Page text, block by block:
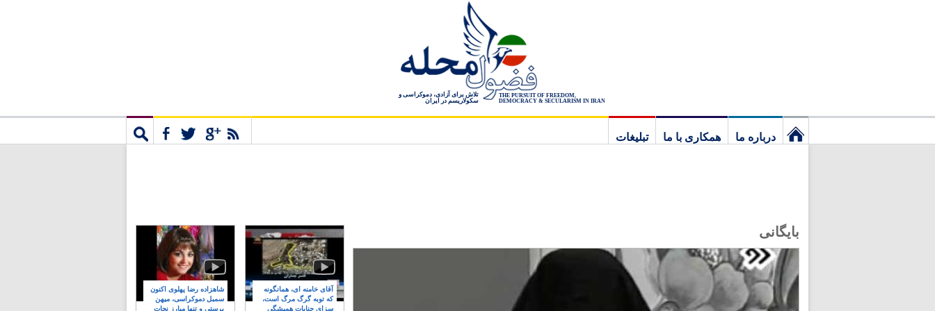
THE PURSUIT OF FREEDOM,
DEMOCRACY & SECULARISM IN IRAN
تلاش برای آزادی، دموکراسی و
سکولاریسم در ایران
درباره ما همکاری با ما
تبلیغات
بایگانی
شاهزاده رضا پهلوی اکنون
سمبل دموکراسی، میهن
پرستی و تنها مبارز نجات
آقای خامنه ای، همانگونه
که توبه گرگ مرگ است،
سزای جنایات همیشگی